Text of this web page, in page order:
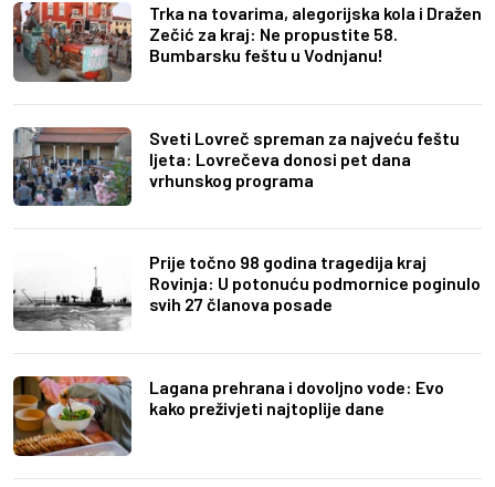
Trka na tovarima, alegorijska kola i Dražen
Zečić za kraj: Ne propustite 58.
Bumbarsku feštu u Vodnjanu!
Sveti Lovreč spreman za najveću feštu
ljeta: Lovrečeva donosi pet dana
vrhunskog programa
Prije točno 98 godina tragedija kraj
Rovinja: U potonuću podmornice poginulo
svih 27 članova posade
Lagana prehrana i dovoljno vode: Evo
kako preživjeti najtoplije dane